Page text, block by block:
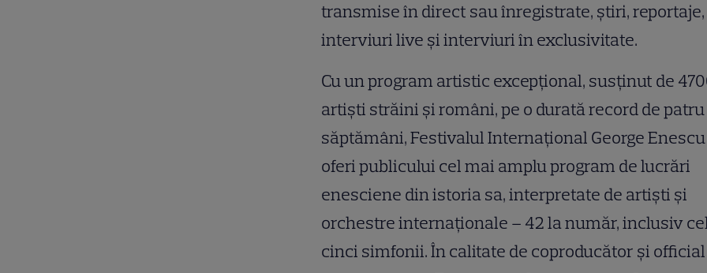
transmise în direct sau înregistrate, știri, reportaje,
interviuri live şi interviuri în exclusivitate.
Cu un program artistic excepțional, susținut de
artiști străini și români, pe o durată record de patru
săptămâni, Festivalul Internațional George
oferi publicului cel mai amplu program de lucrări
enesciene din istoria sa, interpretate de artiști și
orchestre internaționale – 42 la număr, inclusiv
cinci simfonii. În calitate de coproducător şi official